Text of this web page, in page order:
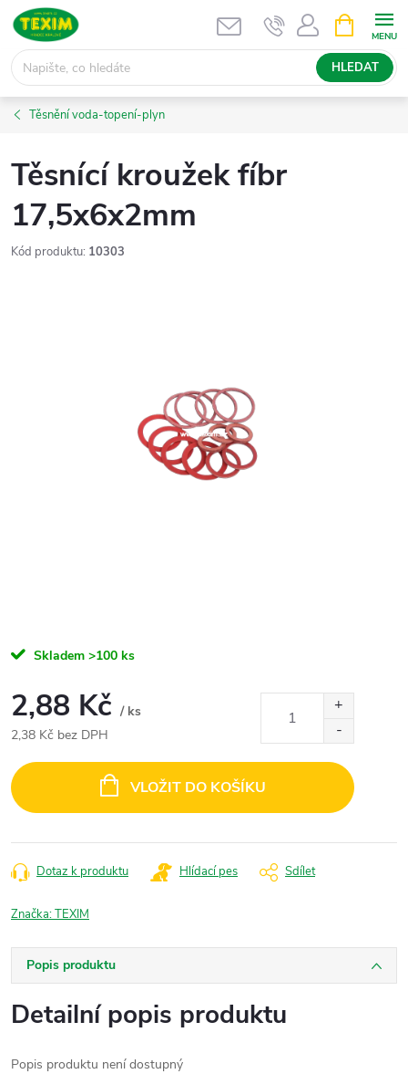
Přejít
obsah
HLEDAT
NÁKUPNÍ
KOŠÍK
Těsnění voda-topení-plyn
Těsnící kroužek fíbr
17,5x6x2mm
Kód produktu: 10303
Skladem >100 ks
2,88 Kč / ks
2,38 Kč bez DPH
cena:
VLOŽIT DO KOŠÍKU
Dotaz k produktu Hlídací pes Sdílet
Značka:TEXIM
Popis produktu
Detailní popis produktu
Popis produktu není dostupný